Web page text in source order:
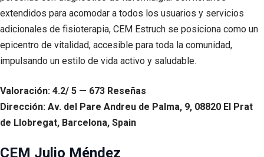
extendidos para acomodar a todos los usuarios y servicios
adicionales de fisioterapia, CEM Estruch se posiciona como un
epicentro de vitalidad, accesible para toda la comunidad,
impulsando un estilo de vida activo y saludable.
Valoración: 4.2/ 5 — 673 Reseñas
Dirección: Av. del Pare Andreu de Palma, 9, 08820 El Prat
de Llobregat, Barcelona, Spain
CEM Julio Méndez